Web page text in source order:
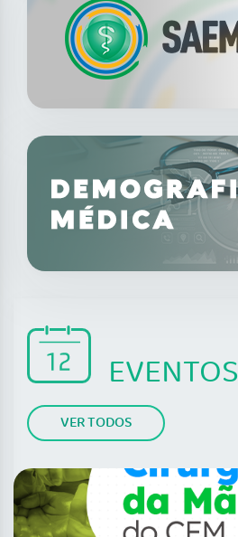
EVENTOS
VER TODOS